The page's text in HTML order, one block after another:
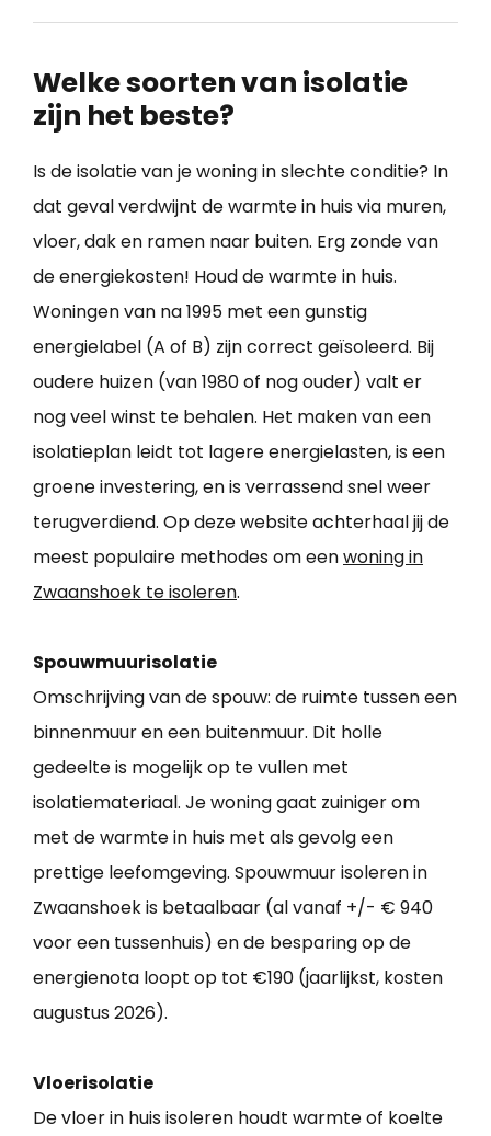
Welke soorten van isolatie
zijn het beste?
Is de isolatie van je woning in slechte conditie? In
dat geval verdwijnt de warmte in huis via muren,
vloer, dak en ramen naar buiten. Erg zonde van
de energiekosten! Houd de warmte in huis.
Woningen van na 1995 met een gunstig
energielabel (A of B) zijn correct geïsoleerd. Bij
oudere huizen (van 1980 of nog ouder) valt er
nog veel winst te behalen. Het maken van een
isolatieplan leidt tot lagere energielasten, is een
groene investering, en is verrassend snel weer
terugverdiend. Op deze website achterhaal jij de
meest populaire methodes om eenwoning in
Zwaanshoek te isoleren.
Spouwmuurisolatie
Omschrijving van de spouw: de ruimte tussen een
binnenmuur en een buitenmuur. Dit holle
gedeelte is mogelijk op te vullen met
isolatiemateriaal. Je woning gaat zuiniger om
met de warmte in huis met als gevolg een
prettige leefomgeving. Spouwmuur isoleren in
Zwaanshoek is betaalbaar (al vanaf +/- € 940
voor een tussenhuis) en de besparing op de
energienota loopt op tot €190 (jaarlijkst, kosten
augustus 2026).
Vloerisolatie
De vloer in huis isoleren houdt warmte of koelte